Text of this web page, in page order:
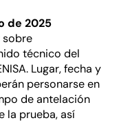
de 2025
sobre
técnico del
Lugar, fecha y
personarse en
de antelación
la prueba, así